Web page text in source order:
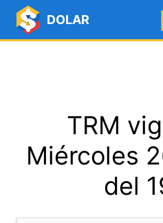
DOLAR
TRM
Miércoles
del